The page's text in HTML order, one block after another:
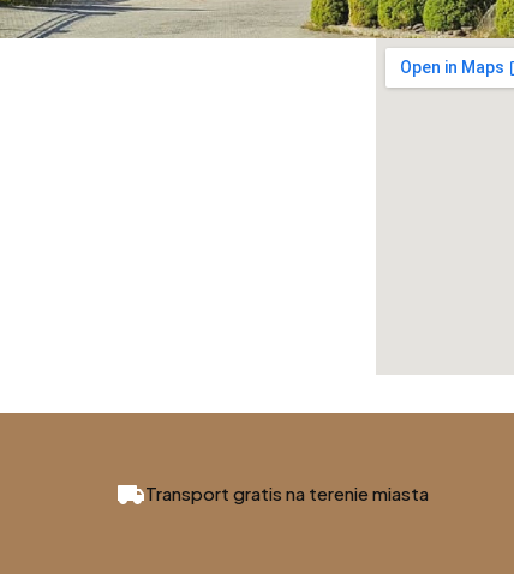
Transport gratis na terenie miasta